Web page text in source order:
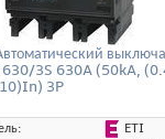
630/3S 630A (50kA,
3P
ETI